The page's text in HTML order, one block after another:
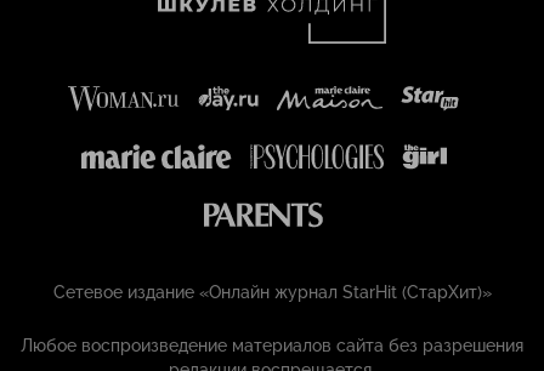
Сетевое издание «Онлайн журнал StarHit (СтарХит)»
Любое воспроизведение материалов сайта без разрешения